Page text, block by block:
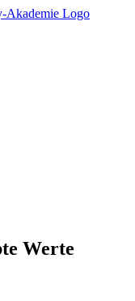
Werte